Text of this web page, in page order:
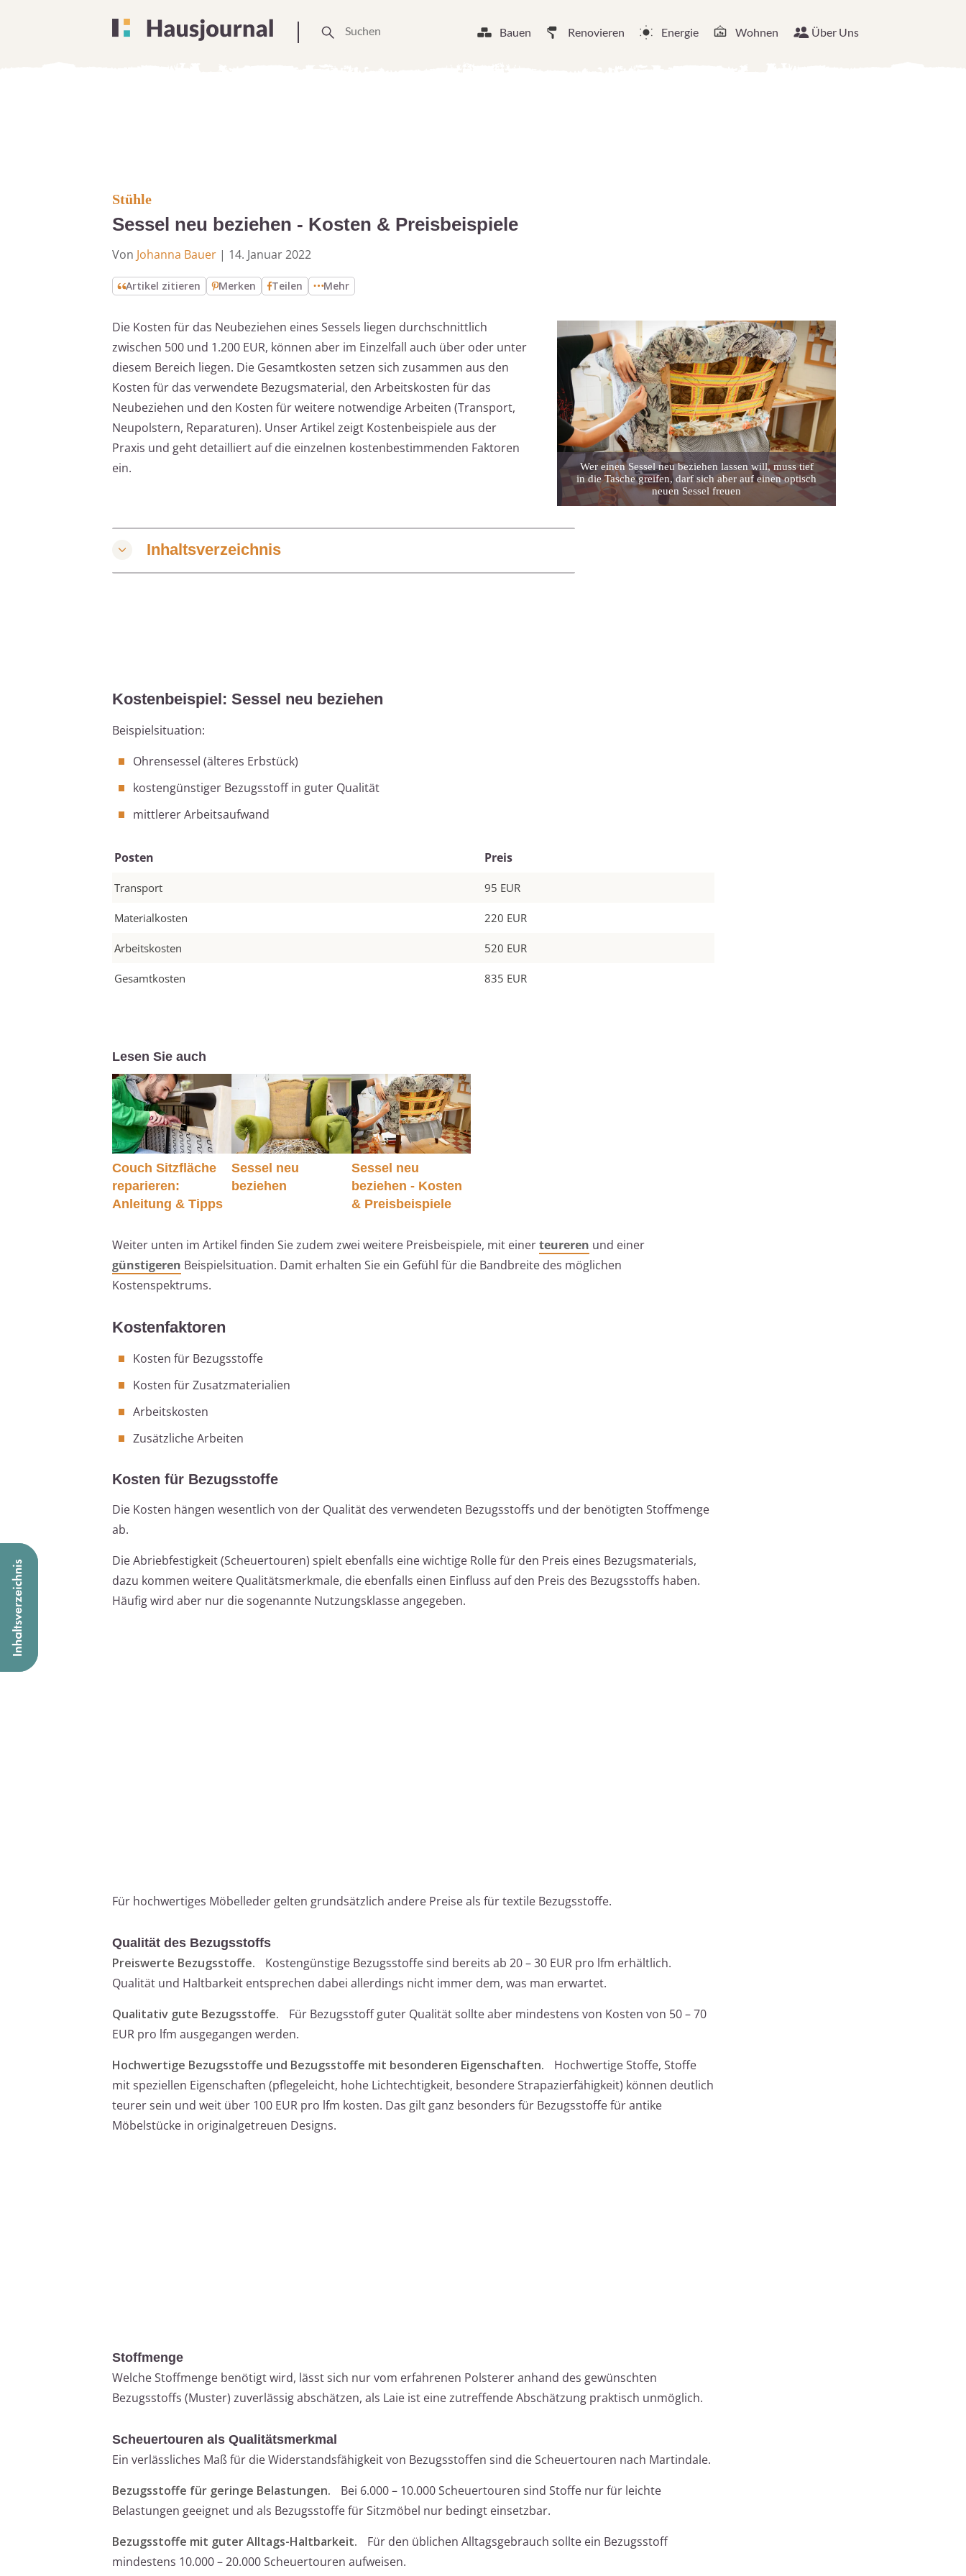
Bauen Renovieren Energie Wohnen Über Uns
Stühle
Sessel neu beziehen - Kosten & Preisbeispiele
Von Johanna Bauer | 14. Januar 2022
Artikel zitieren Merken Teilen Mehr
Die Kosten für das Neubeziehen eines Sessels liegen durchschnittlich
zwischen 500 und 1.200 EUR, können aber im Einzelfall auch über oder unter
diesem Bereich liegen. Die Gesamtkosten setzen sich zusammen aus den
Kosten für das verwendete Bezugsmaterial, den Arbeitskosten für das
Neubeziehen und den Kosten für weitere notwendige Arbeiten (Transport,
Neupolstern, Reparaturen). Unser Artikel zeigt Kostenbeispiele aus der
Praxis und geht detailliert auf die einzelnen kostenbestimmenden Faktoren
ein.
Wer einen Sessel neu beziehen lassen will, muss tief
in die Tasche greifen, darf sich aber auf einen optisch
neuen Sessel freuen
Inhaltsverzeichnis
Kostenbeispiel: Sessel neu beziehen
Beispielsituation:
Ohrensessel (älteres Erbstück)
kostengünstiger Bezugsstoff in guter Qualität
mittlerer Arbeitsaufwand
Posten Preis
Transport 95 EUR
Materialkosten 220 EUR
Arbeitskosten 520 EUR
Gesamtkosten 835 EUR
Lesen Sie auch
Couch Sitzfläche
reparieren:
Anleitung & Tipps
Sessel neu
beziehen
Sessel neu
beziehen - Kosten
& Preisbeispiele
Weiter unten im Artikel finden Sie zudem zwei weitere Preisbeispiele, mit einerteureren und einer
günstigeren Beispielsituation. Damit erhalten Sie ein Gefühl für die Bandbreite des möglichen
Kostenspektrums.
Kostenfaktoren
Kosten für Bezugsstoffe
Kosten für Zusatzmaterialien
Arbeitskosten
Zusätzliche Arbeiten
Kosten für Bezugsstoffe
Die Kosten hängen wesentlich von der Qualität des verwendeten Bezugsstoffs und der benötigten Stoffmenge
ab.
Die Abriebfestigkeit (Scheuertouren) spielt ebenfalls eine wichtige Rolle für den Preis eines Bezugsmaterials,
dazu kommen weitere Qualitätsmerkmale, die ebenfalls einen Einfluss auf den Preis des Bezugsstoffs haben.
Häufig wird aber nur die sogenannte Nutzungsklasse angegeben.
Für hochwertiges Möbelleder gelten grundsätzlich andere Preise als für textile Bezugsstoffe.
Qualität des Bezugsstoffs
Preiswerte Bezugsstoffe.
Kostengünstige Bezugsstoffe sind bereits ab 20 – 30 EUR pro lfm erhältlich.
Qualität und Haltbarkeit entsprechen dabei allerdings nicht immer dem, was man erwartet.
Qualitativ gute Bezugsstoffe.
Für Bezugsstoff guter Qualität sollte aber mindestens von Kosten von 50 – 70
EUR pro lfm ausgegangen werden.
Hochwertige Bezugsstoffe und Bezugsstoffe mit besonderen Eigenschaften.
Hochwertige Stoffe, Stoffe
mit speziellen Eigenschaften (pflegeleicht, hohe Lichtechtigkeit, besondere Strapazierfähigkeit) können deutlich
teurer sein und weit über 100 EUR pro lfm kosten. Das gilt ganz besonders für Bezugsstoffe für antike
Möbelstücke in originalgetreuen Designs.
Stoffmenge
Welche Stoffmenge benötigt wird, lässt sich nur vom erfahrenen Polsterer anhand des gewünschten
Bezugsstoffs (Muster) zuverlässig abschätzen, als Laie ist eine zutreffende Abschätzung praktisch unmöglich.
Scheuertouren als Qualitätsmerkmal
Ein verlässliches Maß für die Widerstandsfähigkeit von Bezugsstoffen sind die Scheuertouren nach Martindale.
Bezugsstoffe für geringe Belastungen.
Bei 6.000 – 10.000 Scheuertouren sind Stoffe nur für leichte
Belastungen geeignet und als Bezugsstoffe für Sitzmöbel nur bedingt einsetzbar.
Bezugsstoffe mit guter Alltags-Haltbarkeit.
Für den üblichen Alltagsgebrauch sollte ein Bezugsstoff
mindestens 10.000 – 20.000 Scheuertouren aufweisen.